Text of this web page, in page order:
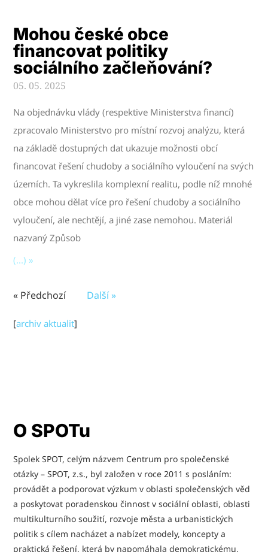
Mohou české obce
financovat politiky
sociálního začleňování?
05. 05. 2025
Na objednávku vlády (respektive Ministerstva financí)
zpracovalo Ministerstvo pro místní rozvoj analýzu, která
na základě dostupných dat ukazuje možnosti obcí
financovat řešení chudoby a sociálního vyloučení na svých
územích. Ta vykreslila komplexní realitu, podle níž mnohé
obce mohou dělat více pro řešení chudoby a sociálního
vyloučení, ale nechtějí, a jiné zase nemohou. Materiál
nazvaný Způsob
(...) »
« Předchozí Další »
[archiv aktualit]
O SPOTu
Spolek SPOT, celým názvem Centrum pro společenské
otázky – SPOT, z.s., byl založen v roce 2011 s posláním:
provádět a podporovat výzkum v oblasti společenských věd
a poskytovat poradenskou činnost v sociální oblasti, oblasti
multikulturního soužití, rozvoje města a urbanistických
politik s cílem nacházet a nabízet modely, koncepty a
praktická řešení, která by napomáhala demokratickému,